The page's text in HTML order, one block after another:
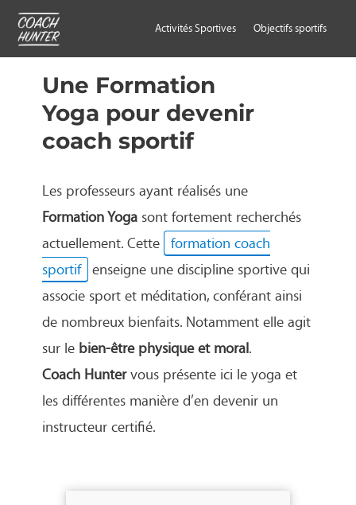
Activités Sportives Objectifs sportifs
Une Formation
Yoga pour devenir
coach sportif
Les professeurs ayant réalisés une
Formation Yoga sont fortement recherchés
actuellement. Cette formation coach
sportif enseigne une discipline sportive qui
associe sport et méditation, conférant ainsi
de nombreux bienfaits. Notamment elle agit
sur le bien-être physique et moral.
Coach Huntervous présente ici le yoga et
les différentes manière d’en devenir un
instructeur certifié.